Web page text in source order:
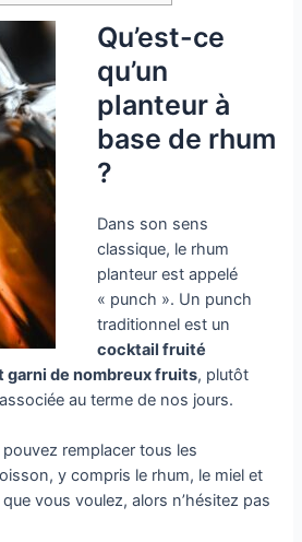
Qu’est-ce
qu’un
planteur à
base de rhum
?
Dans son sens
classique, le rhum
planteur est appelé
« punch ». Un punch
traditionnel est un
cocktail fruité
garni de nombreux fruits, plutôt
au terme de nos jours.
remplacer tous les
y compris le rhum, le miel et
vous voulez, alors n’hésitez pas